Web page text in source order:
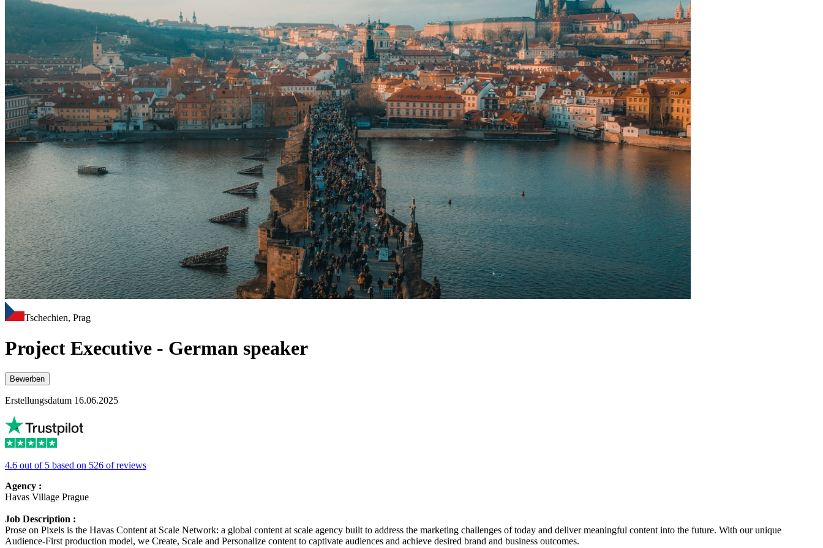
Tschechien, Prag
Project Executive - German speaker
Bewerben
Erstellungsdatum 16.06.2025
4.6 out of 5 based on 526 of reviews
Agency :
Havas Village Prague
Job Description :
Prose on Pixels is the Havas Content at Scale Network: a global content at scale agency built to address the marketing challenges of today and deliver meaningful content into the future. With our unique
Audience-First production model, we Create, Scale and Personalize content to captivate audiences and achieve desired brand and business outcomes.